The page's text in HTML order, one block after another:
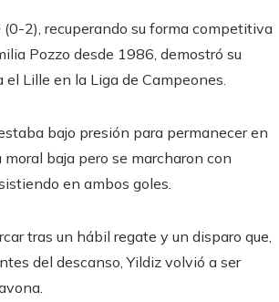
2), recuperando su forma competitiva
Pozzo desde 1986, demostró su
Lille en la Liga de Campeones.
bajo presión para permanecer en
baja pero se marcharon con
en ambos goles.
tras un hábil regate y un disparo que,
del descanso, Yildiz volvió a ser